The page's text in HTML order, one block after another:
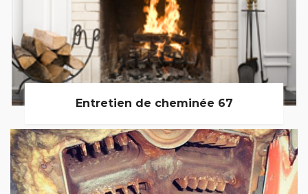
Entretien de cheminée 67